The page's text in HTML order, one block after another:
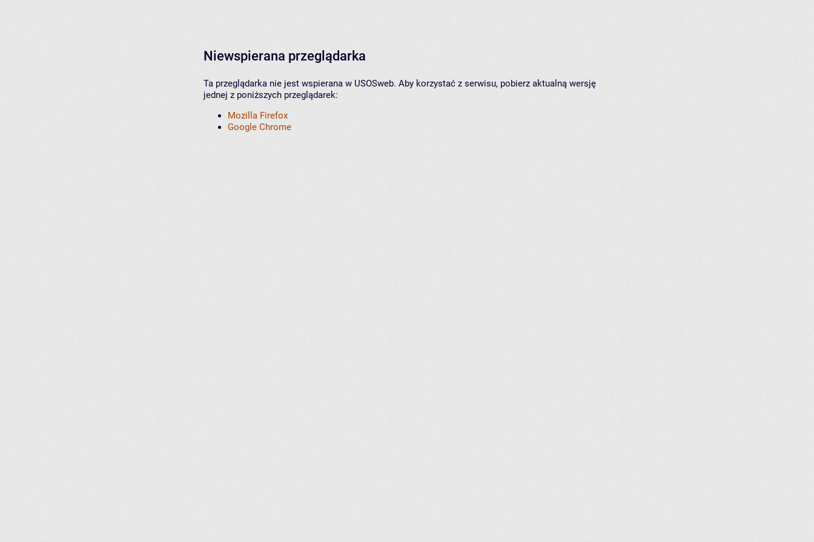
Niewspierana przeglądarka
Ta przeglądarka nie jest wspierana w USOSweb. Aby korzystać z serwisu, pobierz aktualną wersję
jednej z poniższych przeglądarek:
Mozilla Firefox
Google Chrome